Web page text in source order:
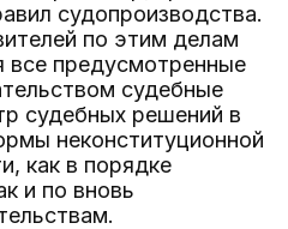
судопроизводства.
по этим делам
все предусмотренные
судебные
судебных решений в
неконституционной
как в порядке
и по вновь